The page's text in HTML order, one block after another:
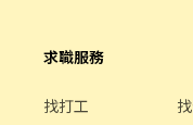
求職服務
找打工